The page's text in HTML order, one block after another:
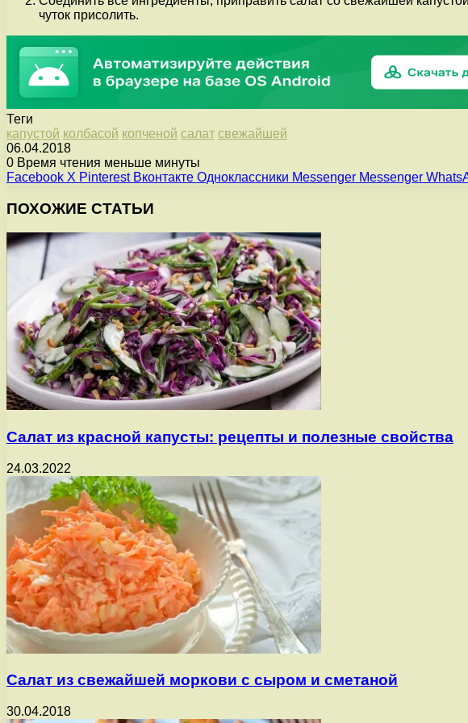
чуток присолить.
Теги
капустой колбасой копченой салат свежайшей
06.04.2018
0 Время чтения меньше минуты
Facebook X Pinterest Вконтакте Одноклассники Messenger Messenger
ПОХОЖИЕ СТАТЬИ
Салат из красной капусты: рецепты и полезные свойства
24.03.2022
Салат из свежайшей моркови с сыром и сметаной
30.04.2018